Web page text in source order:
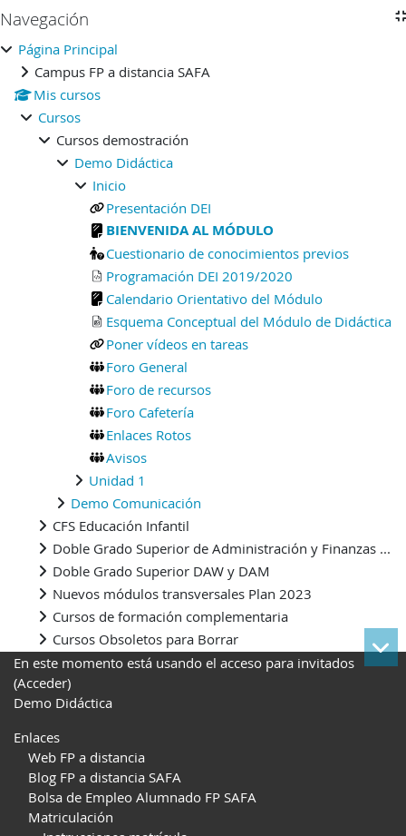
Bloques
Salta Navegación
Navegación
Página Principal
Campus FP a distancia SAFA
Mis cursos
Cursos
Cursos demostración
Demo Didáctica
Inicio
Presentación DEI
BIENVENIDA AL MÓDULO
Cuestionario de conocimientos previos
Programación DEI 2019/2020
Calendario Orientativo del Módulo
Esquema Conceptual del Módulo de Didáctica
Poner vídeos en tareas
Foro General
Foro de recursos
Foro Cafetería
Enlaces Rotos
Avisos
Unidad 1
Demo Comunicación
CFS Educación Infantil
Doble Grado Superior de Administración y Finanzas ...
Doble Grado Superior DAW y DAM
Nuevos módulos transversales Plan 2023
Cursos de formación complementaria
Cursos Obsoletos para Borrar
En este momento está usando el acceso para invitados
(Acceder)
Demo Didáctica
Enlaces
Web FP a distancia
Blog FP a distancia SAFA
Bolsa de Empleo Alumnado FP SAFA
Matriculación